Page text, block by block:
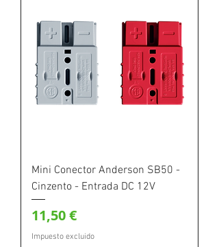
Mini Conector Anderson SB50 -
Cinzento - Entrada DC 12V
Precio
11,50 €
Impuesto excluido